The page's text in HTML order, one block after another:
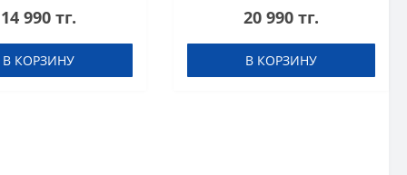
Orange 500 мл
14 990 тг.
В КОРЗИНУ
500 мл
20 990 тг.
В КОРЗИНУ